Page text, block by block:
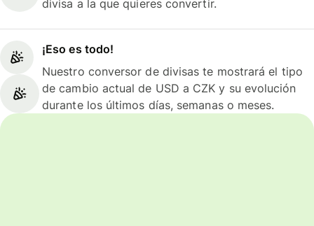
divisa a la que quieres convertir.
¡Eso es todo!
Nuestro conversor de divisas te mostrará el tipo
de cambio actual de USD a CZK y su evolución
durante los últimos días, semanas o meses.